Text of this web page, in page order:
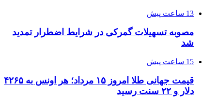
13 ساعت پیش
مصوبه تسهیلات گمرکی در شرایط اضطرار تمدید
شد
15 ساعت پیش
قیمت جهانی طلا امروز ۱۵ مرداد؛ هر اونس به ۴۲۶۵
دلار و ۲۲ سنت رسید